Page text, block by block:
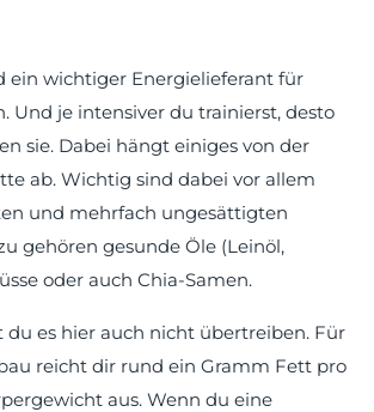
ein wichtiger Energielieferant für
Und je intensiver du trainierst, desto
sie. Dabei hängt einiges von der
ab. Wichtig sind dabei vor allem
und mehrfach ungesättigten
gehören gesunde Öle (Leinöl,
oder auch Chia-Samen.
du es hier auch nicht übertreiben. Für
reicht dir rund ein Gramm Fett pro
aus. Wenn du eine